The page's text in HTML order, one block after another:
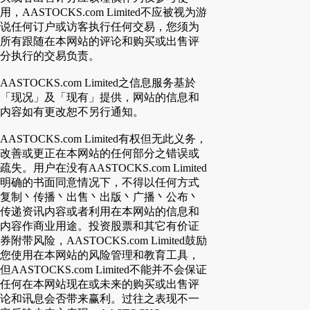
用，AASTOCKS.com Limited不应被视为游
说任何订户或访客执行任何交易，您须为
所有跟随在本网站的评论和购买或出售评
分执行的交易负责。
AASTOCKS.com Limited之信息服务基於
「现况」及「现有」提供，网站的信息和
内容如有更改恕不另行通知。
AASTOCKS.com Limited有权但无此义务，
改善或更正在本网站的任何部分之错误或
疏失。用户在没有AASTOCKS.com Limited
明确的书面同意情况下，不得以任何方式
复制丶传播丶出售丶出版丶广播丶公布丶
传递资讯内容或者利用在本网站的信息和
内容作商业用途。投资股票和其它有价证
券附带风险，AASTOCKS.com Limited鼓励
您使用在本网站的风险管理和教育工具，
但AASTOCKS.com Limited不能并不会保证
任何在本网站现在或未来的购买或出售评
论和讯息会否带来赢利。过往之表现不一